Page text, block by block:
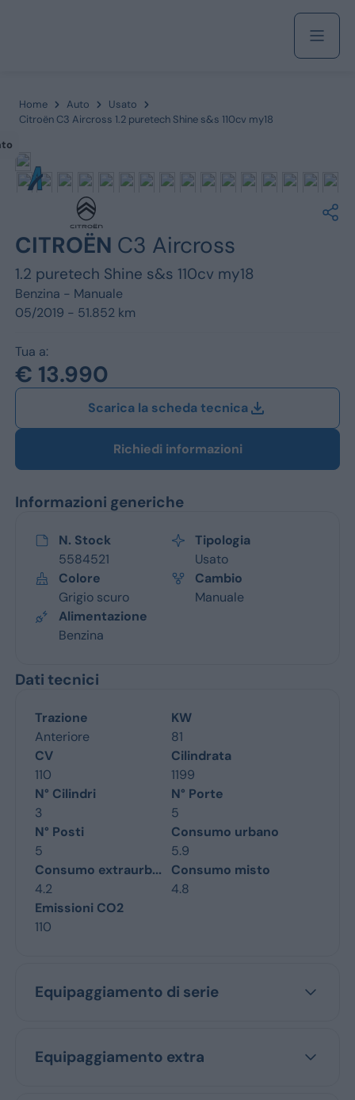
Marchi
Alfa Romeo
Dacia
Renault
Opel
Vedi tutti i marchi
Home Auto
Usato
Citroën C3 Aircross 1.2 puretech Shine s&s 110cv my18
CITROËN C3 Aircross
1.2 puretech Shine s&s 110cv my18
Benzina - Manuale
05/2019 - 51.852 km
Tua a:
€ 13.990
Scarica la scheda tecnica
Richiedi informazioni
Informazioni generiche
N. Stock
5584521
Tipologia
Usato
Colore
Grigio scuro
Cambio
Manuale
Alimentazione
Benzina
Dati tecnici
Trazione
Anteriore
KW
81
CV
110
Cilindrata
1199
N° Cilindri
3
N° Porte
5
N° Posti
5
Consumo urbano
5.9
Consumo extraurb...
4.2
Consumo misto
4.8
Emissioni CO2
110
Equipaggiamento di serie
Equipaggiamento extra